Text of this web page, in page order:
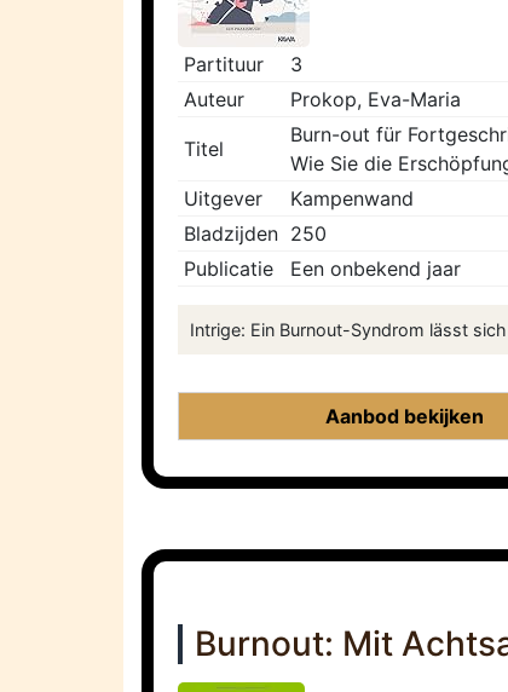
Partituur
3
Auteur
Prokop, Eva-Maria
Titel
Burn-out für
Wie Sie die
Uitgever
Kampenwand
Bladzijden 250
Publicatie
Een onbekend jaar
Intrige: Ein Burnout-Syndrom lässt
Aanbod bekijken
Burnout: Mit